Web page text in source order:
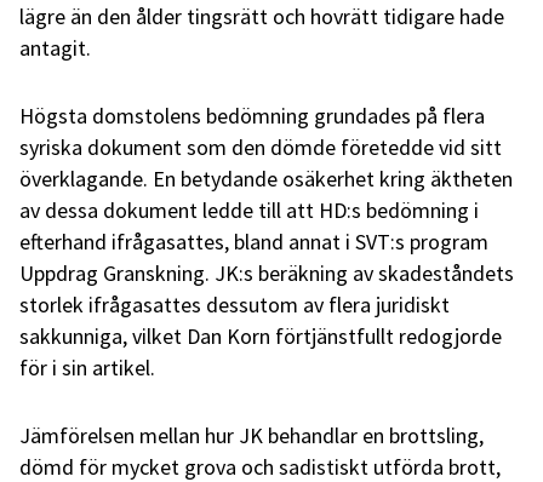
lägre än den ålder tingsrätt och hovrätt tidigare hade
antagit.
Högsta domstolens bedömning grundades på flera
syriska dokument som den dömde företedde vid sitt
överklagande. En betydande osäkerhet kring äktheten
av dessa dokument ledde till att HD:s bedömning i
efterhand ifrågasattes, bland annat i SVT:s program
Uppdrag Granskning. JK:s beräkning av skadeståndets
storlek ifrågasattes dessutom av flera juridiskt
sakkunniga, vilket Dan Korn förtjänstfullt redogjorde
för i sin artikel.
Jämförelsen mellan hur JK behandlar en brottsling,
dömd för mycket grova och sadistiskt utförda brott,